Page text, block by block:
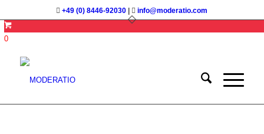
+49 (0) 8446-92030 info@moderatio.com
0